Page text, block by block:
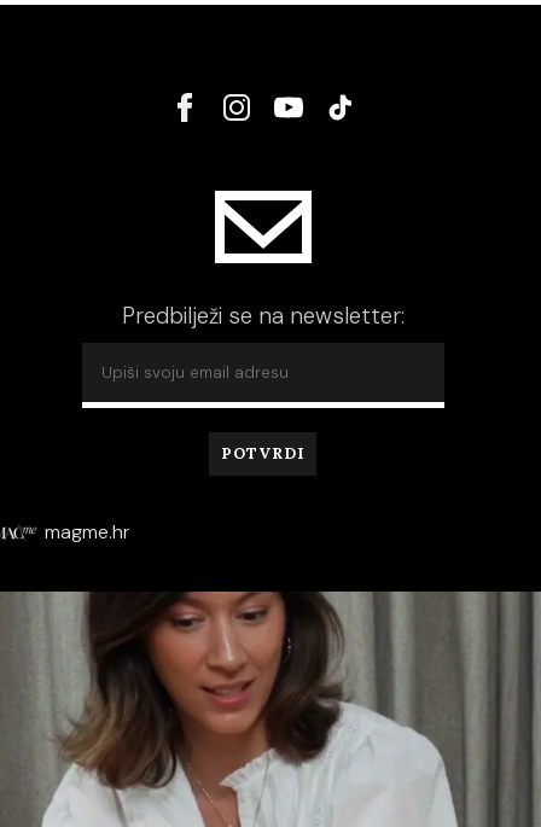
Predbilježi se na newsletter:
magme.hr